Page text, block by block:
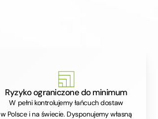
Ryzyko ograniczone do minimum
W pełni kontrolujemy łańcuch dostaw
w Polsce i na świecie. Dysponujemy własną